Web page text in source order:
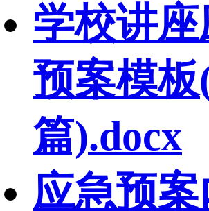
学校讲
预案模板
篇).docx
应急预